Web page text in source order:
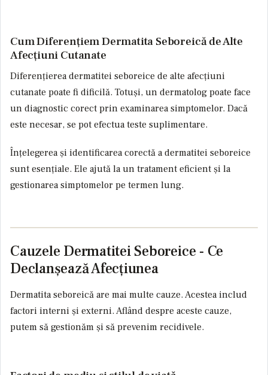
Cum Diferențiem Dermatita Seboreică de Alte
Afecțiuni Cutanate
Diferențierea dermatitei seboreice de alte afecțiuni
cutanate poate fi dificilă. Totuși, un dermatolog poate face
un diagnostic corect prin examinarea simptomelor. Dacă
este necesar, se pot efectua teste suplimentare.
Înțelegerea și identificarea corectă a dermatitei seboreice
sunt esențiale. Ele ajută la un tratament eficient și la
gestionarea simptomelor pe termen lung.
Cauzele Dermatitei Seboreice - Ce
Declanșează Afecțiunea
Dermatita seboreică are mai multe cauze. Acestea includ
factori interni și externi. Aflând despre aceste cauze,
putem să gestionăm și să prevenim recidivele.